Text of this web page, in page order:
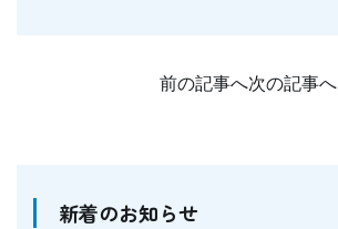
前の記事へ次の記事へ
新着のお知らせ